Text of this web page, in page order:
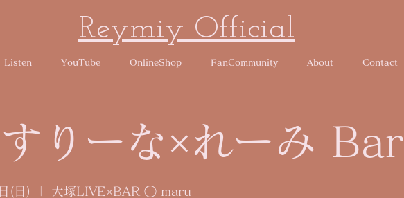
Reymiy Official
Listen YouTube OnlineShop FanCommunity About Contact
りーな×れーみ Bar
(日) 大塚LIVE×BAR ◯ maru